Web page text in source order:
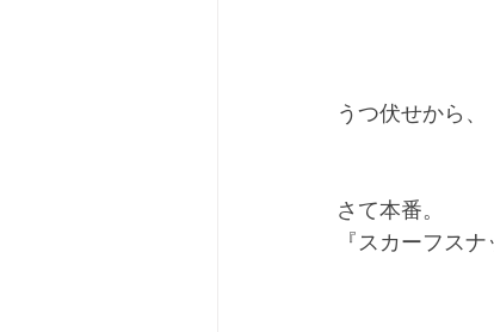
うつ伏せから
さて本番。
『スカーフスナ